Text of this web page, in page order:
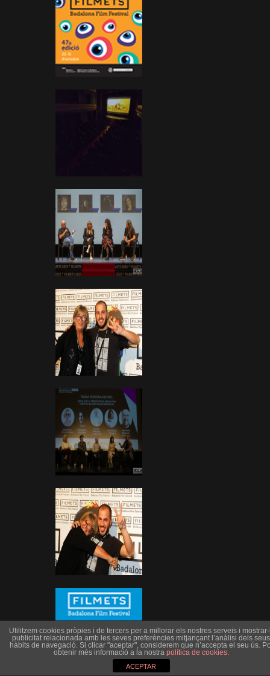
Utilitzem cookies pròpies i de tercers per a millorar els nostres serveis i
publicitat relacionada amb les seves preferències mitjançant l’anàlisi dels seus
hàbits de navegació. Si clicar "aceptar", considerem que n’accepta el seu ús.
obtenir més informació a la nostra política de cookies.
ACEPTAR